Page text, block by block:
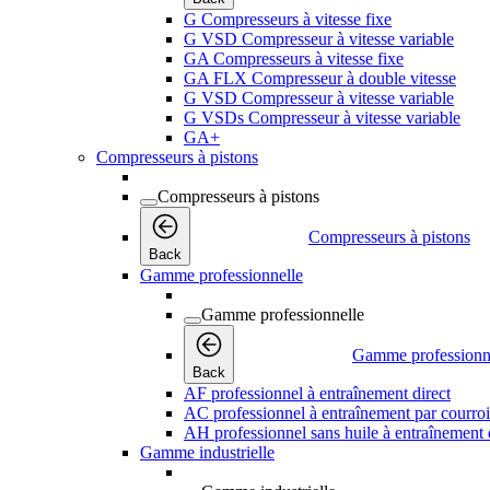
G Compresseurs à vitesse fixe
G VSD Compresseur à vitesse variable
GA Compresseurs à vitesse fixe
GA FLX Compresseur à double vitesse
G VSD Compresseur à vitesse variable
G VSDs Compresseur à vitesse variable
GA+
Compresseurs à pistons
Compresseurs à pistons
Back
Compresseurs à pistons
Gamme professionnelle
Gamme professionnelle
Back
Gamme
AF professionnel à entraînement direct
AC professionnel à entraînement par
AH professionnel sans huile à entraînement
Gamme industrielle